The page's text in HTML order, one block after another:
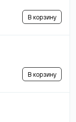
В корзину
В корзину